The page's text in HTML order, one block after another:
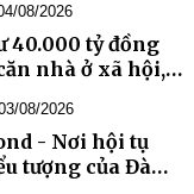
08/2026
40.000 tỷ đồng
nhà ở xã hội,
Quốc
08/2026
- Nơi hội tụ
tượng của Đà